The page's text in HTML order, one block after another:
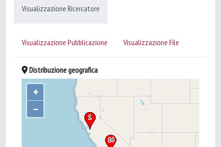
Visualizzazione Ricercatore
Visualizzazione Pubblicazione Visualizzazione File
Distribuzione geografica
+
–